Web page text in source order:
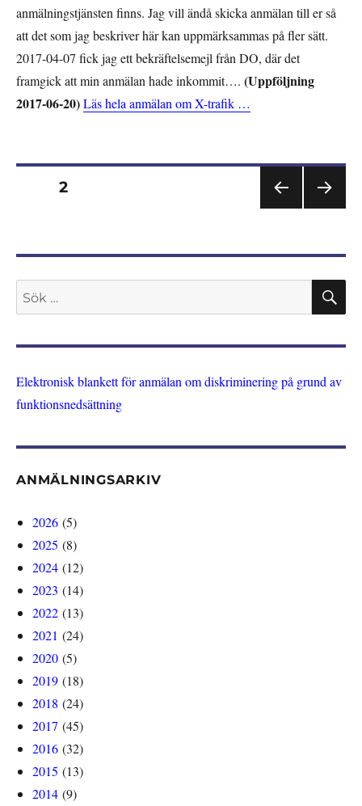
anmälningstjänsten finns. Jag vill ändå skicka anmälan till er så
att det som jag beskriver här kan uppmärksammas på fler sätt.
2017-04-07 fick jag ett bekräftelsemejl från DO, där det
framgick att min anmälan hade inkommit….(Uppföljning
2017-06-20)Läs hela anmälan om X-trafik …
Sidnumrering
inlägg
E
SIDA
SIDA2
Sök
efter:
Elektronisk blankett för anmälan om diskriminering på grund av
funktionsnedsättning
ANMÄLNINGSARKIV
2026 (5)
2025 (8)
2024 (12)
2023 (14)
2022 (13)
2021 (24)
2020 (5)
2019 (18)
2018 (24)
2017 (45)
2016 (32)
2015 (13)
2014 (9)